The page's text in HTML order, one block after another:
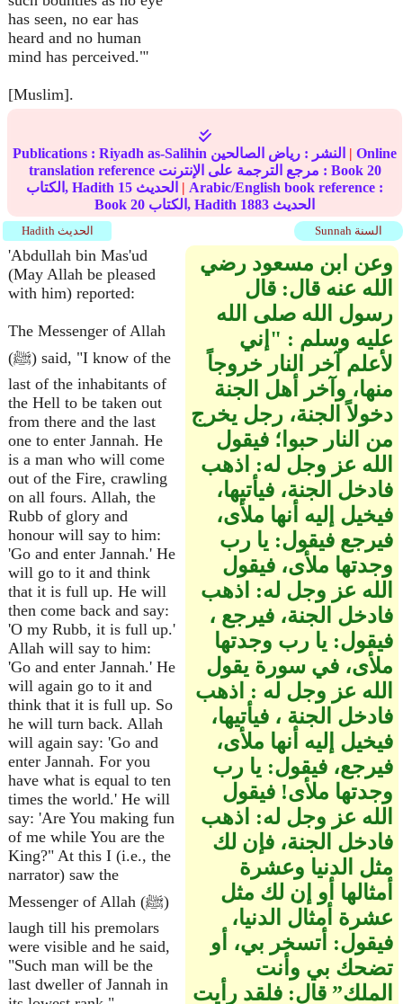
has seen, no ear has
heard and no human
mind has perceived."'
[Muslim].
Publications : Riyadh as-Salihin النشر : رياض الصالحين | Online
translation reference مرجع الترجمة على الإنترنت : Book 20
الكتاب, Hadith 15 | Arabic/English book reference :
Book 20 الكتاب, Hadith 1883 الحديث
Sunnah السنة Hadith الحديث
'Abdullah bin Mas'ud
(May Allah be pleased
with him) reported:
The Messenger of Allah
(ﷺ) said, "I know of the
last of the inhabitants of
the Hell to be taken out
from there and the last
one to enter Jannah. He
is a man who will come
out of the Fire, crawling
on all fours. Allah, the
Rubb of glory and
honour will say to him:
'Go and enter Jannah.' He
will go to it and think
that it is full up. He will
then come back and say:
'O my Rubb, it is full up.'
Allah will say to him:
'Go and enter Jannah.' He
will again go to it and
think that it is full up. So
he will turn back. Allah
will again say: 'Go and
enter Jannah. For you
have what is equal to ten
times the world.' He will
say: 'Are You making fun
of me while You are the
King?" At this I (i.e., the
narrator) saw the
Messenger of Allah (ﷺ)
laugh till his premolars
were visible and he said,
"Such man will be the
last dweller of Jannah in
وعن ابن مسعود رضي
الله عنه قال‏:‏ قال
رسول الله صلى الله
عليه وسلم ‏:‏ ‏"‏إني
لأعلم آخر النار خروجاً
منها، وآخر أهل الجنة
دخولاً الجنة، رجل يخرج
من النار حبوا؛ فيقول
الله عز وجل له‏:‏ اذهب
فادخل الجنة، فيأتيها،
فيخيل إليه أنها ملأى،
فيرجع فيقول‏:‏ يا رب
وجدتها ملأى، فيقول
الله عز وجل له‏:‏ اذهب
فادخل الجنة، فيرجع ،
فيقول‏:‏ يا رب وجدتها
ملأى، في سورة يقول
الله عز وجل له ‏:‏ اذهب
فادخل الجنة ، فيأتيها،
فيخيل إليه أنها ملأى،
فيرجع، فيقول‏:‏ يا رب
وجدتها ملأى‏!‏ فيقول
الله عز وجل له‏:‏ اذهب
فادخل الجنة، فإن لك
مثل الدنيا وعشرة
أمثالها أو إن لك مثل
عشرة أمثال الدنيا،
فيقول‏:‏ أتسخر بي، أو
تضحك بي وأنت
الملك” قال‏:‏ فلقد رأيت